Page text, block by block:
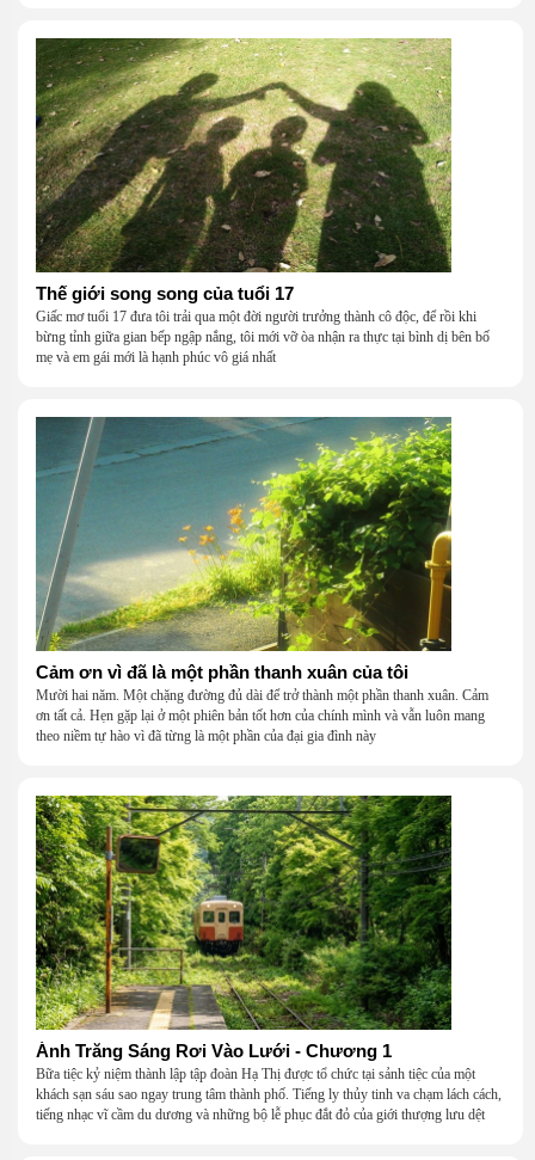
Thế giới song song của tuổi 17
Giấc mơ tuổi 17 đưa tôi trải qua một đời người trưởng thành cô độc, để rồi khi
bừng tỉnh giữa gian bếp ngập nắng, tôi mới vỡ òa nhận ra thực tại bình dị bên bố
mẹ và em gái mới là hạnh phúc vô giá nhất
Cảm ơn vì đã là một phần thanh xuân của tôi
Mười hai năm. Một chặng đường đủ dài để trở thành một phần thanh xuân. Cảm
ơn tất cả. Hẹn gặp lại ở một phiên bản tốt hơn của chính mình và vẫn luôn mang
theo niềm tự hào vì đã từng là một phần của đại gia đình này
Ánh Trăng Sáng Rơi Vào Lưới - Chương 1
Bữa tiệc kỷ niệm thành lập tập đoàn Hạ Thị được tổ chức tại sảnh tiệc của một
khách sạn sáu sao ngay trung tâm thành phố. Tiếng ly thủy tinh va chạm lách cách,
tiếng nhạc vĩ cầm du dương và những bộ lễ phục đắt đỏ của giới thượng lưu dệt